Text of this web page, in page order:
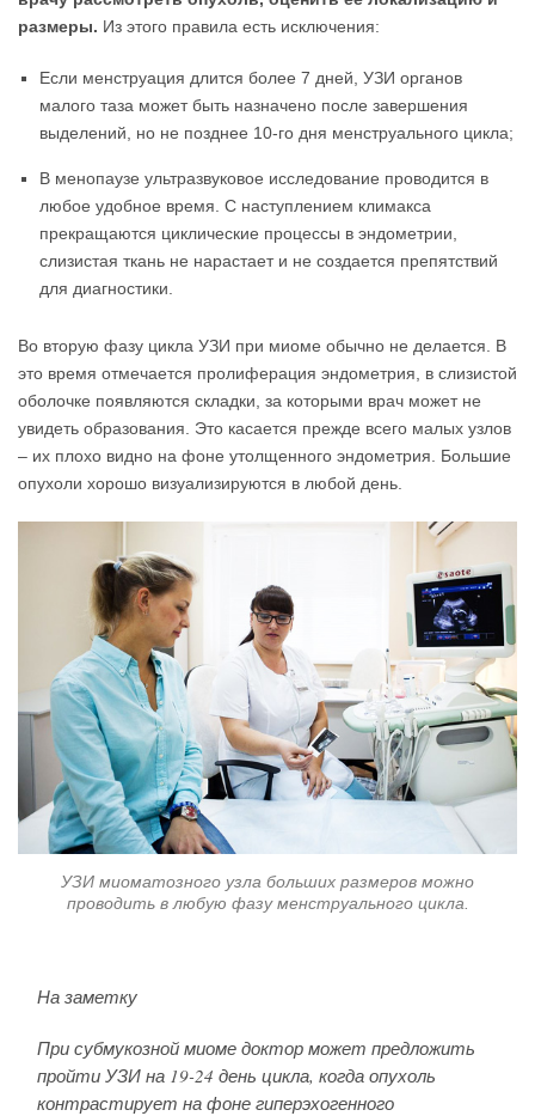
размеры. Из этого правила есть исключения:
Если менструация длится более 7 дней, УЗИ органов
малого таза может быть назначено после завершения
выделений, но не позднее 10-го дня менструального цикла;
В менопаузе ультразвуковое исследование проводится в
любое удобное время. С наступлением климакса
прекращаются циклические процессы в эндометрии,
слизистая ткань не нарастает и не создается препятствий
для диагностики.
Во вторую фазу цикла УЗИ при миоме обычно не делается. В
это время отмечается пролиферация эндометрия, в слизистой
оболочке появляются складки, за которыми врач может не
увидеть образования. Это касается прежде всего малых узлов
– их плохо видно на фоне утолщенного эндометрия. Большие
опухоли хорошо визуализируются в любой день.
УЗИ миоматозного узла больших размеров можно
проводить в любую фазу менструального цикла.
На заметку
При субмукозной миоме доктор может предложить
пройти УЗИ на 19-24 день цикла, когда опухоль
контрастирует на фоне гиперэхогенного